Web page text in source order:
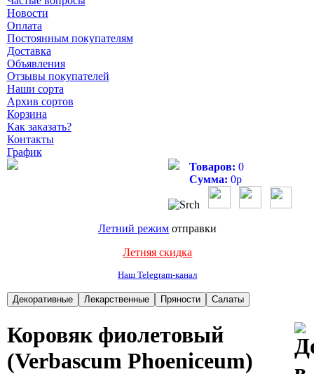
Новости
Оплата
Постоянным покупателям
Доставка
Объявления
Отзывы покупателей
Наши сорта
Архив сортов
Корзина
Как заказать?
Контакты
График
Товаров: 0
Сумма: 0р
Летний режим отправки
Летняя скидка
Наш Telegram-канал
Коровяк фиолетовый
(Verbascum Phoeniceum)